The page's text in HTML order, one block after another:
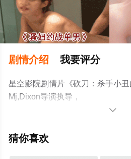
剧情介绍 我要评分
星空影院剧情片《砍刀：杀手小
Mj,Dixon导演执导，
大全就来星空电影网，更多剧情信

猜你喜欢